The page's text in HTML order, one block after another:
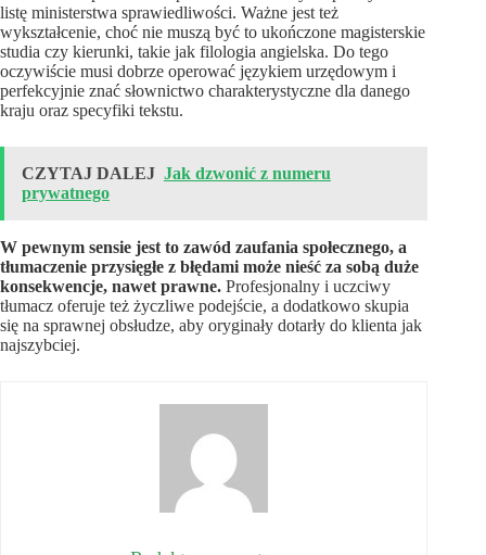
listę ministerstwa sprawiedliwości. Ważne jest też
wykształcenie, choć nie muszą być to ukończone magisterskie
studia czy kierunki, takie jak filologia angielska. Do tego
oczywiście musi dobrze operować językiem urzędowym i
perfekcyjnie znać słownictwo charakterystyczne dla danego
kraju oraz specyfiki tekstu.
CZYTAJ DALEJ Jak dzwonić z numeru
prywatnego
W pewnym sensie jest to zawód zaufania społecznego, a
tłumaczenie przysięgłe z błędami może nieść za sobą duże
konsekwencje, nawet prawne. Profesjonalny i uczciwy
tłumacz oferuje też życzliwe podejście, a dodatkowo skupia
się na sprawnej obsłudze, aby oryginały dotarły do klienta jak
najszybciej.